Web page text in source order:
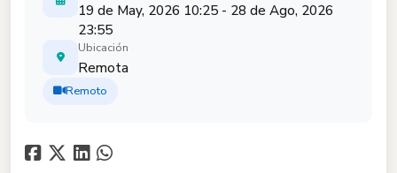
19 de May, 2026 10:25 - 28 de Ago, 2026
23:55
Ubicación
Remota
Remoto